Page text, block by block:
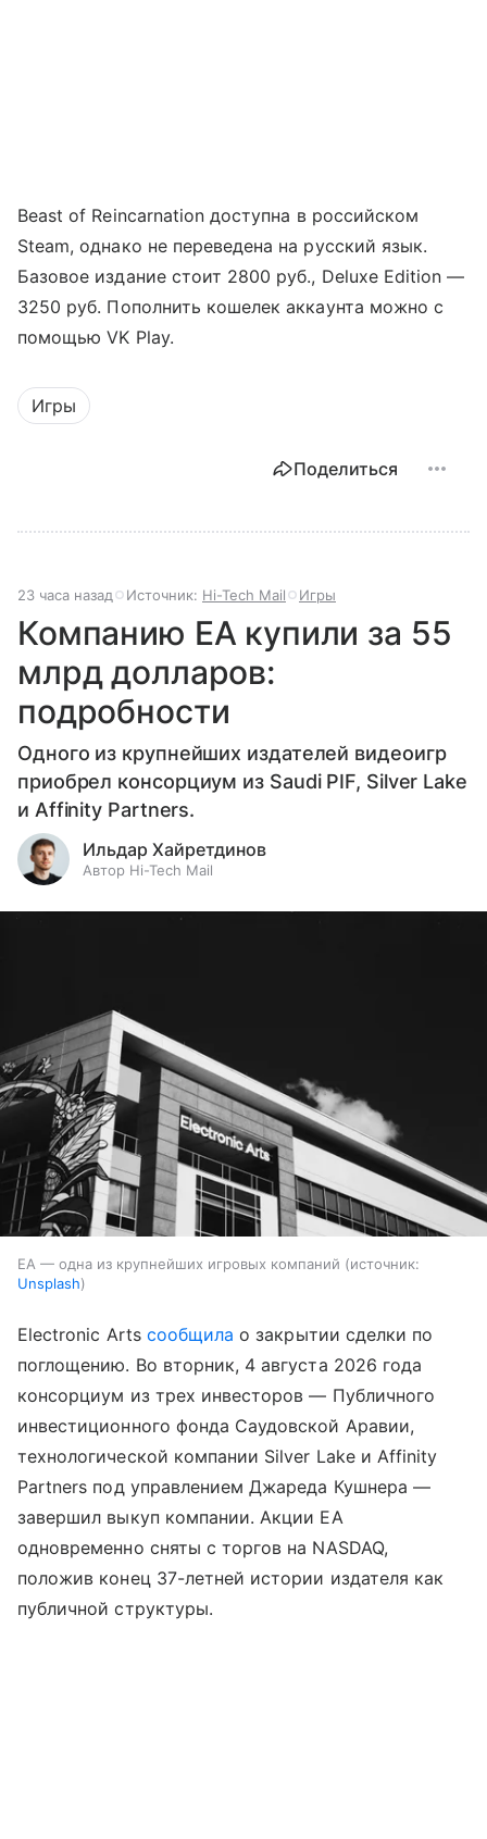
Beast of Reincarnation доступна в российском
Steam, однако не переведена на русский язык.
Базовое издание стоит 2800 руб., Deluxe Edition —
3250 руб. Пополнить кошелек аккаунта можно с
помощью VK Play.
Игры
Поделиться
23 часа назад Источник: Hi-Tech Mail Игры
Компанию EA купили за 55
млрд долларов:
подробности
Одного из крупнейших издателей видеоигр
приобрел консорциум из Saudi PIF, Silver Lake
и Affinity Partners.
Ильдар Хайретдинов
Автор Hi-Tech Mail
EA — одна из крупнейших игровых компаний
источник:
Unsplash
Electronic Arts сообщила о закрытии сделки по
поглощению. Во вторник, 4 августа 2026 года
консорциум из трех инвесторов — Публичного
инвестиционного фонда Саудовской Аравии,
технологической компании Silver Lake и Affinity
Partners под управлением Джареда Кушнера —
завершил выкуп компании. Акции EA
одновременно сняты с торгов на NASDAQ,
положив конец 37-летней истории издателя как
публичной структуры.